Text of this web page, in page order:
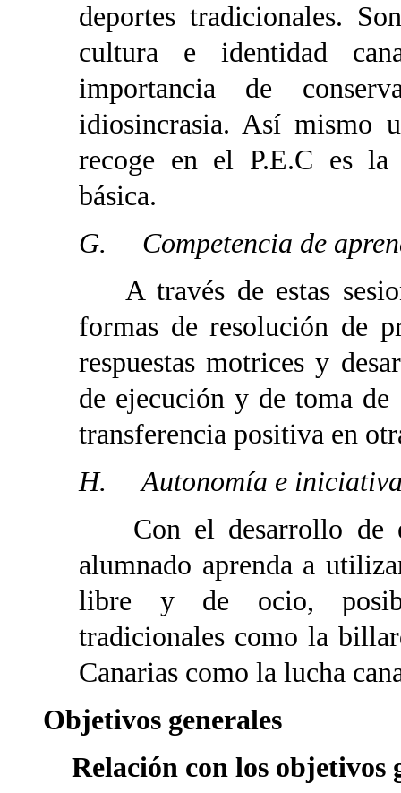
deportes tradicionales.
cultura e identidad
importancia de
idiosincrasia. Así mismo
recoge en el P.E.C es la
básica.
G. Competencia de
A través de estas
formas de resolución de
respuestas motrices y
de ejecución y de toma
transferencia positiva en
H. Autonomía e iniciativa
Con el desarrollo de
alumnado aprenda a
libre y de ocio,
tradicionales como la
Canarias como la lucha
Objetivos generales
Relación con los objetivos